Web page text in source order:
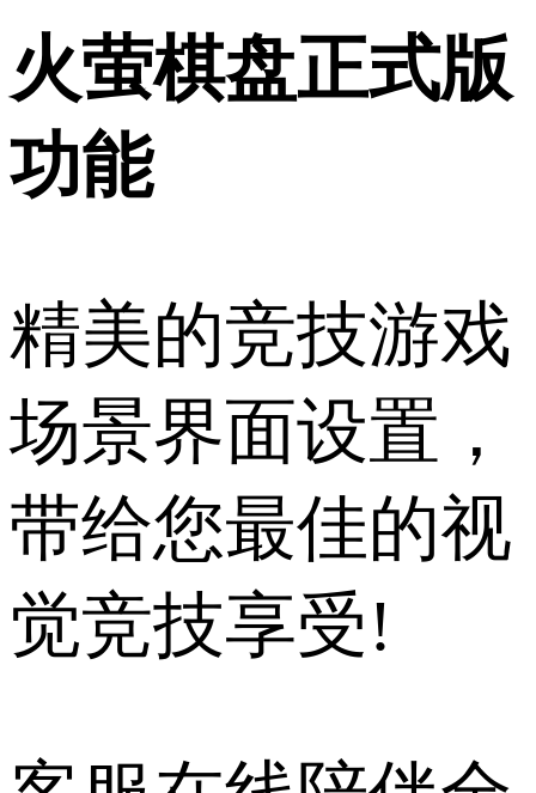
火萤棋盘正式版
功能
精美的竞技游戏
场景界面设置，
带给您最佳的视
觉竞技享受!